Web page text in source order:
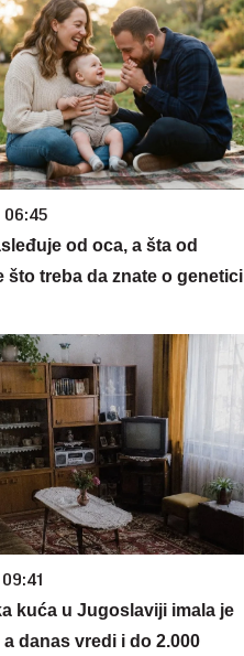
06:45
od oca, a šta od
što treba da znate o genetici
kuća u Jugoslaviji imala je
danas vredi i do 2.000